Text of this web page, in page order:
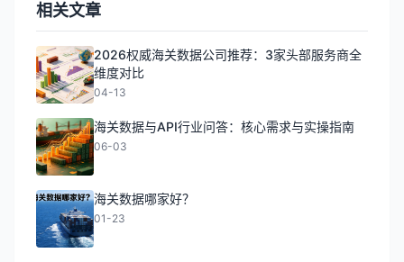
相关文章
2026权威海关数据公司推荐：3家头部服务商全
维度对比
04-13
海关数据与API行业问答：核心需求与实操指南
06-03
海关数据哪家好？
01-23